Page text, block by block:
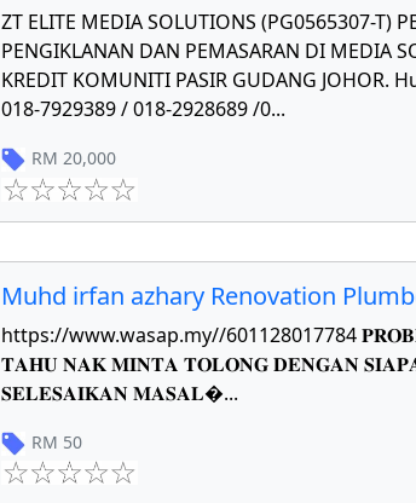
ZT ELITE MEDIA SOLUTIONS (PG0565307-T)
PENGIKLANAN DAN PEMASARAN DI MEDIA
KREDIT KOMUNITI PASIR GUDANG JOHOR.
018-7929389 / 018-2928689 /0...
RM 20,000
Muhd irfan azhary Renovation
https://www.wasap.my//601128017784
𝐓𝐀𝐇𝐔 𝐍𝐀𝐊 𝐌𝐈𝐍𝐓𝐀 𝐓𝐎𝐋𝐎𝐍𝐆 𝐃𝐄𝐍𝐆𝐀𝐍
𝐒𝐄𝐋𝐄𝐒𝐀𝐈𝐊𝐀𝐍 𝐌𝐀𝐒𝐀𝐋...
RM 50